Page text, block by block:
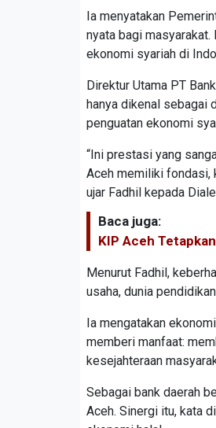
Ia menyatakan
nyata bagi
ekonomi syariah di
Direktur Utama PT
hanya dikenal sebagai
penguatan ekonomi
“Ini prestasi yang
Aceh memiliki fondasi,
ujar Fadhil kepada
Baca juga:
KIP Aceh
Menurut Fadhil,
usaha, dunia
Ia mengatakan
memberi manfaat:
kesejahteraan
Sebagai bank daerah
Aceh. Sinergi itu, kata